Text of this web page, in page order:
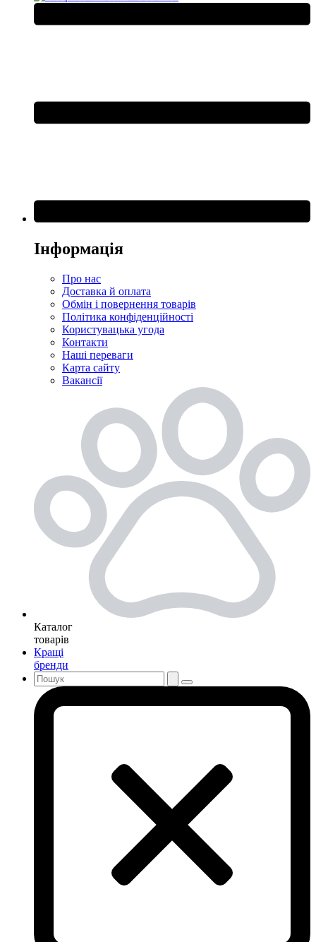
Інформація
Про нас
Доставка й оплата
Обмін і повернення товарів
Політика конфіденційності
Користувацька угода
Контакти
Наші переваги
Карта сайту
Вакансії
Каталог
товарів
Кращі
бренди